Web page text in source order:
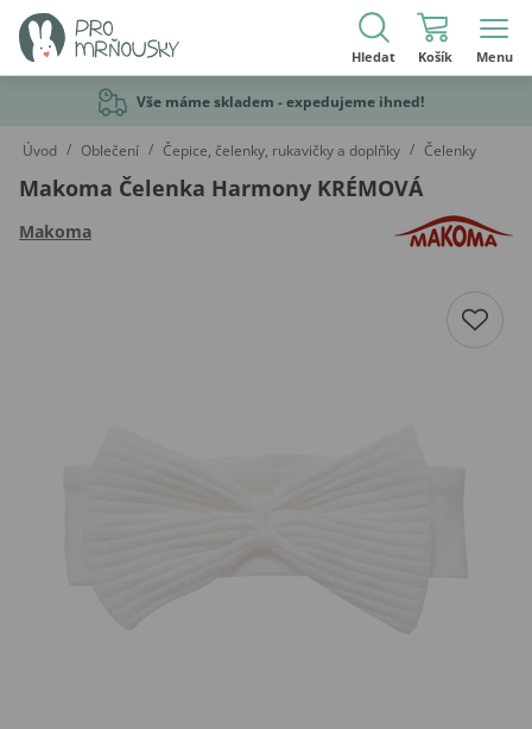
Hledat Košík Menu
Vše máme skladem - expedujeme ihned!
Úvod / Oblečení / Čepice, čelenky, rukavičky a doplňky / Čelenky
Makoma Čelenka Harmony KRÉMOVÁ
Makoma